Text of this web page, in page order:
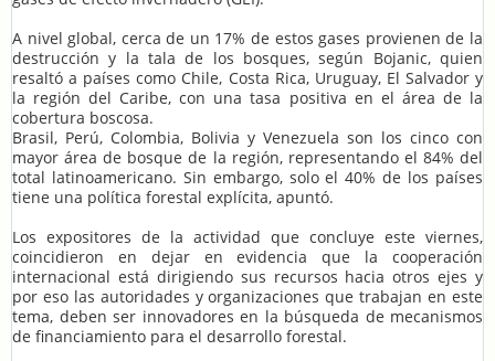
A nivel global, cerca de un 17% de estos gases provienen de la
destrucción y la tala de los bosques, según Bojanic, quien
resaltó a países como Chile, Costa Rica, Uruguay, El Salvador y
la región del Caribe, con una tasa positiva en el área de la
cobertura boscosa.
Brasil, Perú, Colombia, Bolivia y Venezuela son los cinco con
mayor área de bosque de la región, representando el 84% del
total latinoamericano. Sin embargo, solo el 40% de los países
tiene una política forestal explícita, apuntó.
Los expositores de la actividad que concluye este viernes,
coincidieron en dejar en evidencia que la cooperación
internacional está dirigiendo sus recursos hacia otros ejes y
por eso las autoridades y organizaciones que trabajan en este
tema, deben ser innovadores en la búsqueda de mecanismos
de financiamiento para el desarrollo forestal.